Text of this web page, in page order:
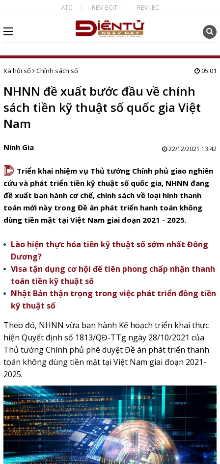
ATC REV-ECIT REV-JEC
Xã hội số Chính sách số 05:01
NHNN đề xuất bước đầu về chính
sách tiền kỹ thuật số quốc gia Việt
Nam
Ninh Gia 22/12/2021 13:42
D Triển khai nhiệm vụ Thủ tướng Chính phủ giao nghiên
cứu và phát triển tiền kỹ thuật số quốc gia, NHNN đang
đề xuất ban hành cơ chế, chính sách về loại hình thanh
toán mới này trong Đề án phát triển hanh toán không
dùng tiền mặt tại Việt Nam giai đoạn 2021 - 2025.
Lào hiện thực hóa tiền kỹ thuật số sớm nhất Đông
Dương?
Visa tận dụng cơ hội để tiên phong chấp nhận thanh
toán tiền kỹ thuật số
Nhật Bản thận trọng trong việc phát triển đồng tiền
kỹ thuật số
Theo đó, NHNN vừa ban hành Kế hoạch triển khai thực
hiện Quyết định số 1813/QĐ-TTg ngày 28/10/2021 của
Thủ tướng Chính phủ phê duyệt Đề án phát triển thanh
toán không dùng tiền mặt tại Việt Nam giai đoạn 2021-
2025.